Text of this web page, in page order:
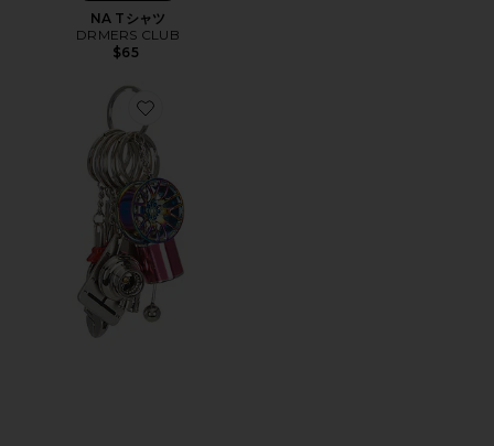
NA Tシャツ
DRMERS CLUB
$65
Favorite キーチェーン